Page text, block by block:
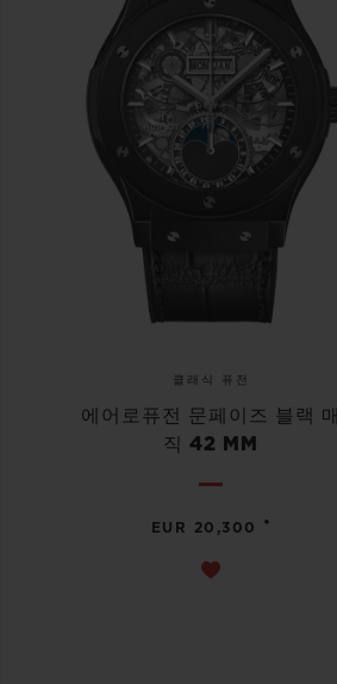
클래식 퓨전
에어로퓨전 문페이즈 블랙 매
직 42 MM
EUR 20,300 •